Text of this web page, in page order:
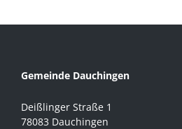
Gemeinde Dauchingen
Deißlinger Straße 1
78083 Dauchingen